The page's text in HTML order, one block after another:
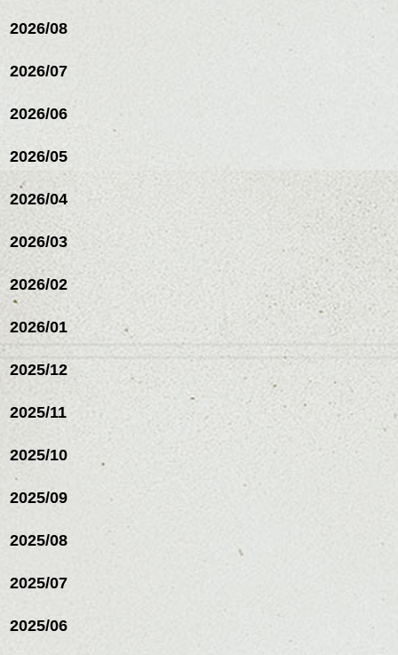
ｄｒｏｐでは、数名のスタイリストです
スパ／伸びても目立たない
ハンサムショート／ヘッド
スパ／伸びても目立たない
ヘアカラー/ハイライト/ダブ
ルカラー/髪質改善/TOKIOト
リートメント/ブリーチ/イン
ナーカラー/イルミナカラー/
ミニボブ/抜け感ショート/バ
レイヤージュ/縮毛矯正
ながら
ンジの事等
是非なんでもご相談して
下さい。
シバタ
2026/08
2026/07
2026/06
2026/05
2026/04
2026/03
2026/02
2026/01
2025/12
2025/11
2025/10
2025/09
2025/08
2025/07
2025/06